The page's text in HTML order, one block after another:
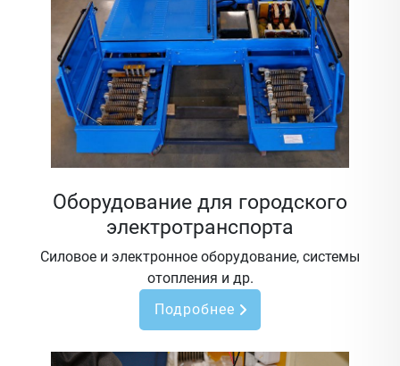
Оборудование для городского
электротранспорта
Силовое и электронное оборудование, системы
отопления и др.
Подробнее